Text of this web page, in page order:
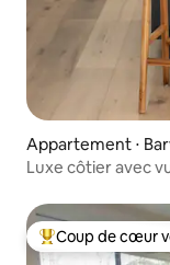
Appartement ⋅
Luxe côtier avec
Coups de cœur
Coup de cœur